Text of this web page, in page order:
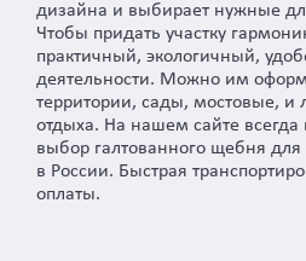
дизайна и выбирает нужные
Чтобы придать участку
практичный, экологичный,
деятельности. Можно им
территории, сады, мостовые, и
отдыха. На нашем сайте
выбор галтованного щебня
в России. Быстрая
оплаты.